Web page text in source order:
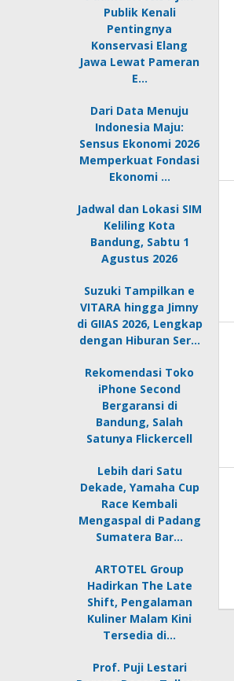
Publik Kenali
Pentingnya
Konservasi Elang
Jawa Lewat Pameran
E…
Dari Data Menuju
Indonesia Maju:
Sensus Ekonomi 2026
Memperkuat Fondasi
Ekonomi …
Jadwal dan Lokasi SIM
Keliling Kota
Bandung, Sabtu 1
Agustus 2026
Suzuki Tampilkan e
VITARA hingga Jimny
di GIIAS 2026, Lengkap
dengan Hiburan Ser…
Rekomendasi Toko
iPhone Second
Bergaransi di
Bandung, Salah
Satunya Flickercell
Lebih dari Satu
Dekade, Yamaha Cup
Race Kembali
Mengaspal di Padang
Sumatera Bar…
ARTOTEL Group
Hadirkan The Late
Shift, Pengalaman
Kuliner Malam Kini
Tersedia di…
Prof. Puji Lestari